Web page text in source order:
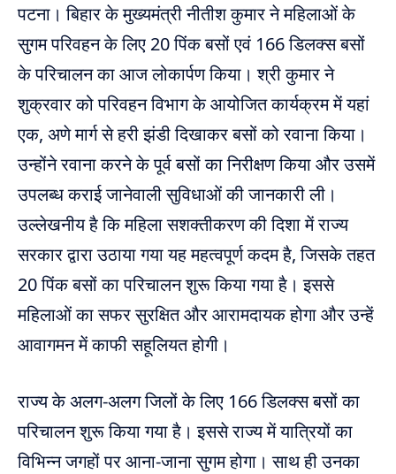
पटना। बिहार के मुख्यमंत्री नीतीश कुमार ने महिलाओं के
सुगम परिवहन के लिए 20 पिंक बसों एवं 166 डिलक्स बसों
के परिचालन का आज लोकार्पण किया। श्री कुमार ने
शुक्रवार को परिवहन विभाग के आयोजित कार्यक्रम में यहां
एक, अणे मार्ग से हरी झंडी दिखाकर बसों को रवाना किया।
उन्होंने रवाना करने के पूर्व बसों का निरीक्षण किया और उसमें
उपलब्ध कराई जानेवाली सुविधाओं की जानकारी ली।
उल्लेखनीय है कि महिला सशक्तीकरण की दिशा में राज्य
सरकार द्वारा उठाया गया यह महत्वपूर्ण कदम है, जिसके तहत
20 पिंक बसों का परिचालन शुरू किया गया है। इससे
महिलाओं का सफर सुरक्षित और आरामदायक होगा और उन्हें
आवागमन में काफी सहूलियत होगी।
राज्य के अलग-अलग जिलों के लिए 166 डिलक्स बसों का
परिचालन शुरू किया गया है। इससे राज्य में यात्रियों का
विभिन्न जगहों पर आना-जाना सुगम होगा। साथ ही उनका